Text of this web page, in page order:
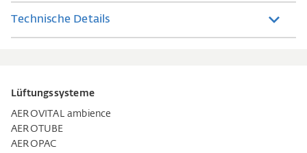
Technische Details
Lüftungssysteme
AEROVITAL ambience
AEROTUBE
AEROPAC